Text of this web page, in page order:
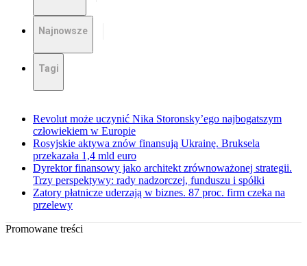
Najnowsze
Tagi
Revolut może uczynić Nika Storonsky’ego najbogatszym
człowiekiem w Europie
Rosyjskie aktywa znów finansują Ukrainę. Bruksela
przekazała 1,4 mld euro
Dyrektor finansowy jako architekt zrównoważonej strategii.
Trzy perspektywy: rady nadzorczej, funduszu i spółki
Zatory płatnicze uderzają w biznes. 87 proc. firm czeka na
przelewy
Promowane treści